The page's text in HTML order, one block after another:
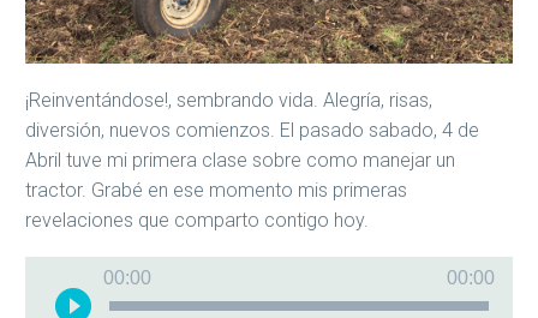
¡Reinventándose!, sembrando vida. Alegría, risas,
diversión, nuevos comienzos. El pasado sabado, 4 de
Abril tuve mi primera clase sobre como manejar un
tractor. Grabé en ese momento mis primeras
revelaciones que comparto contigo hoy.
Reproductor
00:00 00:00